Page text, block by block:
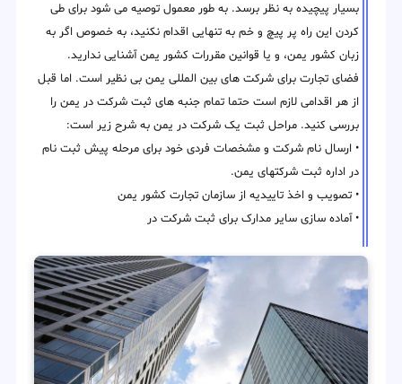
بسیار پیچیده به نظر برسد. به طور معمول توصیه می شود برای طی
کردن این راه پر پیچ و خم به تنهایی اقدام نکنید، به خصوص اگر به
زبان کشور یمن، و یا قوانین مقررات کشور یمن آشنایی ندارید.
فضای تجارت برای شرکت های بین المللی یمن بی نظیر است. اما قبل
از هر اقدامی لازم است حتما تمام جنبه های ثبت شرکت در یمن را
بررسی کنید. مراحل ثبت یک شرکت در یمن به شرح زیر است:
• ارسال نام شرکت و مشخصات فردی خود برای مرحله پیش ثبت نام
در اداره ثبت شرکتهای یمن.
• تصویب و اخذ تاییدیه از سازمان تجارت کشور یمن
• آماده سازی سایر مدارک برای ثبت شرکت در